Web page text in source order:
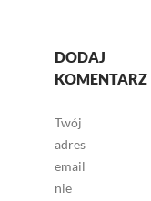
DODAJ
KOMENTARZ
Twój
adres
email
nie